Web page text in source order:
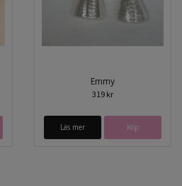
Emmy
319 kr
Läs mer